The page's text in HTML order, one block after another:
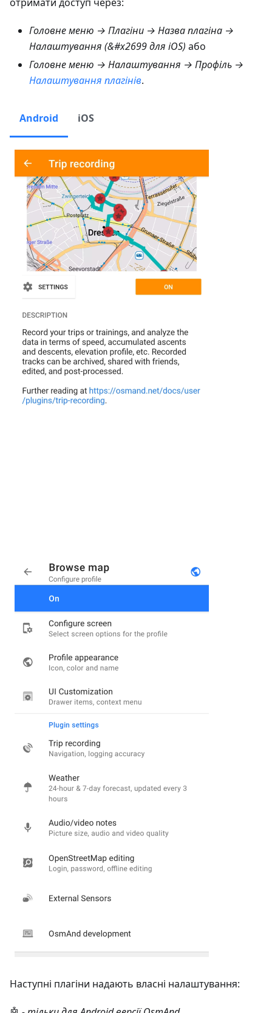
Головне меню → Плагіни → Назва плагіна →
Налаштування (&#x2699 для iOS) або
Головне меню → Налаштування → Профіль →
Налаштування плагінів.
Android iOS
Наступні плагіни надають власні налаштування: